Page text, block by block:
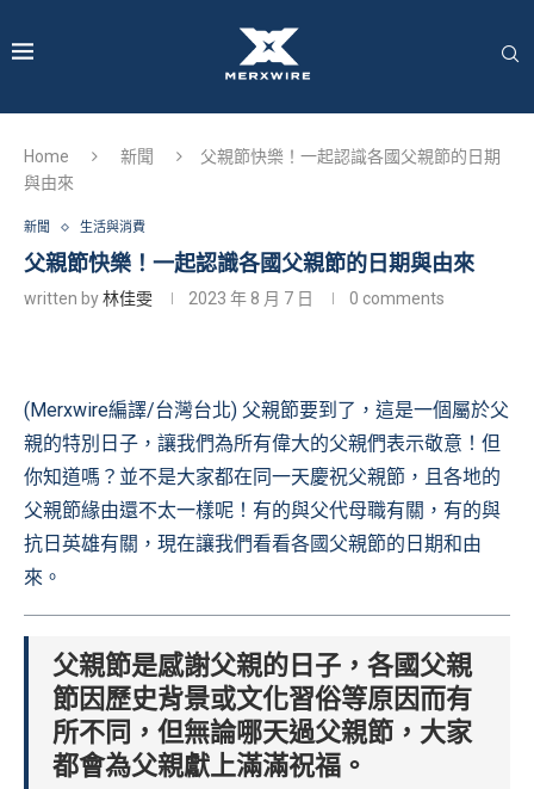
Home 新聞
父親節快樂！一起認識各國父親節的日期
與由來
新聞 生活與消費
父親節快樂！一起認識各國父親節的日期與由來
written by林佳雯 2023 年 8 月 7 日 0 comments
(Merxwire編譯/台灣台北) 父親節要到了，這是一個屬於父
親的特別日子，讓我們為所有偉大的父親們表示敬意！但
你知道嗎？並不是大家都在同一天慶祝父親節，且各地的
父親節緣由還不太一樣呢！有的與父代母職有關，有的與
抗日英雄有關，現在讓我們看看各國父親節的日期和由
來。
父親節是感謝父親的日子，各國父親
節因歷史背景或文化習俗等原因而有
所不同，但無論哪天過父親節，大家
都會為父親獻上滿滿祝福。